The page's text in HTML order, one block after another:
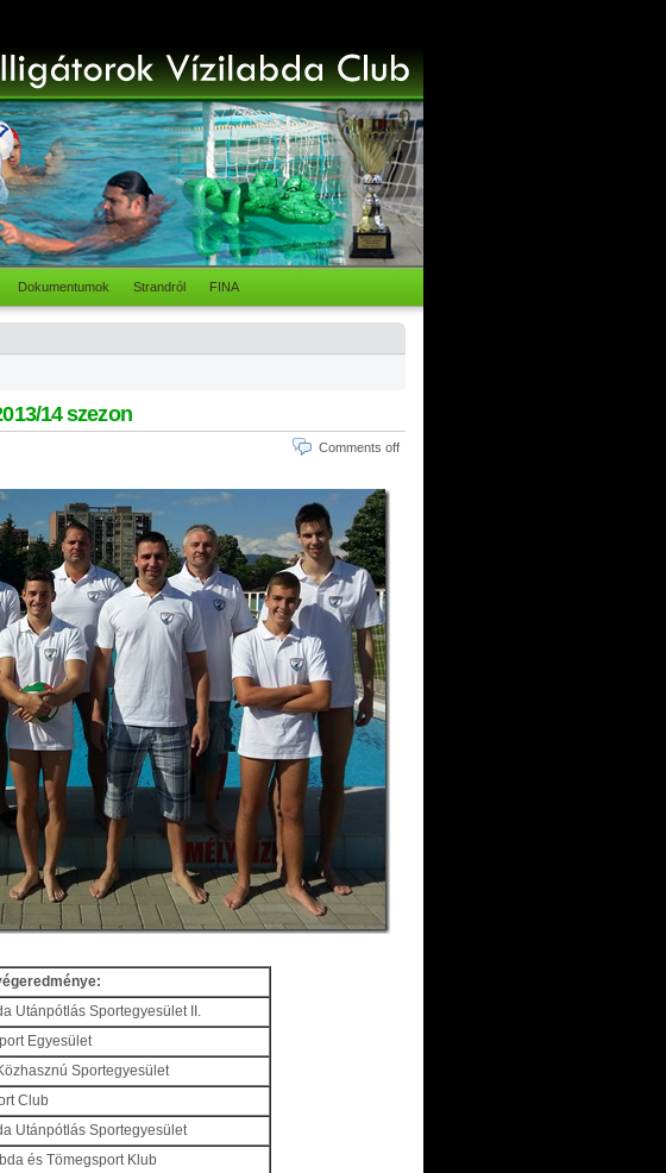
Dokumentumok Strandról FINA
14 szezon
Comments off
Utánpótlás Sportegyesület II.
Egyesület
Sportegyesület
Club
Utánpótlás Sportegyesület
és Tömegsport Klub